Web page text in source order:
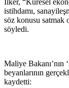
istihdamı,
söz konusu satmak
söyledi.
Maliye Bakanı’nın
beyanlarının
kaydetti: